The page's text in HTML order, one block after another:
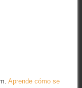
Aprende cómo se